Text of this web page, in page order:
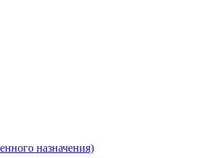
назначения)